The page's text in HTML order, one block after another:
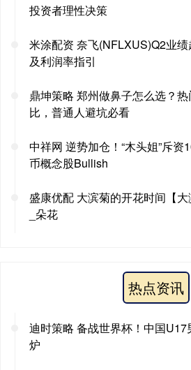
投资者理性决策
米涂配资 奈飞(NFLXUS)Q2业
及利润率指引
鼎坤策略 郑州做鼻子怎么选？
比，普通人避坑必看
中祥网 逆势加仓！“木头姐”斥
币概念股Bullish
盛康优配 大滨菊的开花时间【
_朵花
热点资讯
迪时策略 备战世界杯！中国
炉